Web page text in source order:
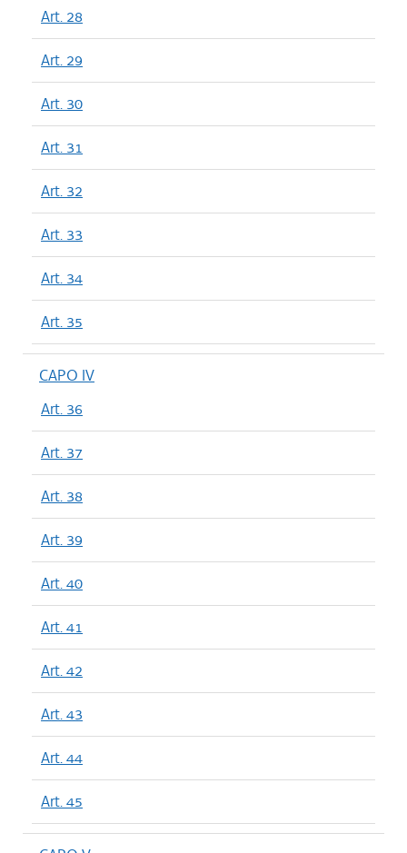
Art. 28
Art. 29
Art. 30
Art. 31
Art. 32
Art. 33
Art. 34
Art. 35
CAPO IV
Art. 36
Art. 37
Art. 38
Art. 39
Art. 40
Art. 41
Art. 42
Art. 43
Art. 44
Art. 45